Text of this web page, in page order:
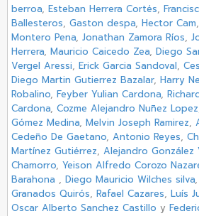
berroa, Esteban Herrera Cortés,
Ballesteros, Gaston despa, Hector Cam,
Montero Pena, Jonathan Zamora Ríos,
Herrera, Mauricio Caicedo Zea, Diego
Vergel Aressi, Erick Garcia Sandoval,
Diego Martin Gutierrez Bazalar, Harry
Robalino, Feyber Yulian Cardona,
Cardona, Cozme Alejandro Nuñez Lopez
Gómez Medina, Melvin Joseph Ramirez,
Cedeño De Gaetano, Antonio Reyes,
Martínez Gutiérrez, Alejandro González
Chamorro, Yeison Alfredo Corozo
Barahona , Diego Mauricio Wilches silva,
Granados Quirós, Rafael Cazares, Luís
Oscar Alberto Sanchez Castillo y